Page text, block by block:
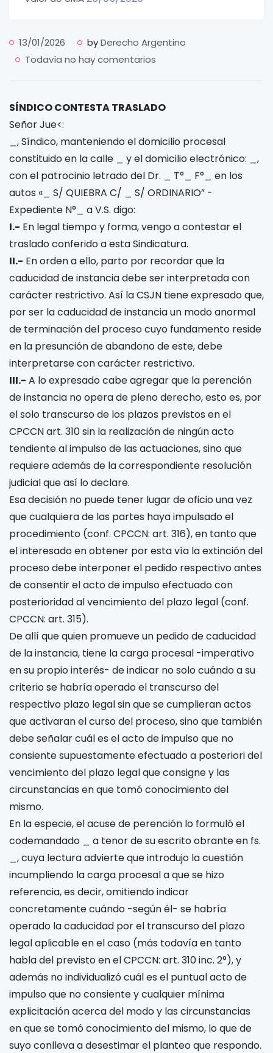
13/01/2026 byDerecho Argentino
Todavía no hay comentarios
SÍNDICO CONTESTA TRASLADO
Señor Jue<:
_, Síndico, manteniendo el domicilio procesal
constituido en la calle _ y el domicilio electrónico: _,
con el patrocinio letrado del Dr. _ T°_ F°_ en los
autos «_ S/ QUIEBRA C/ _ S/ ORDINARIO” -
Expediente N°_ a V.S. digo:
I.- En legal tiempo y forma, vengo a contestar el
traslado conferido a esta Sindicatura.
II.- En orden a ello, parto por recordar que la
caducidad de instancia debe ser interpretada con
carácter restrictivo. Así la CSJN tiene expresado que,
por ser la caducidad de instancia un modo anormal
de terminación del proceso cuyo fundamento reside
en la presunción de abandono de este, debe
interpretarse con carácter restrictivo.
III.- A lo expresado cabe agregar que la perención
de instancia no opera de pleno derecho, esto es, por
el solo transcurso de los plazos previstos en el
CPCCN art. 310 sin la realización de ningún acto
tendiente al impulso de las actuaciones, sino que
requiere además de la correspondiente resolución
judicial que así lo declare.
Esa decisión no puede tener lugar de oficio una vez
que cualquiera de las partes haya impulsado el
procedimiento (conf. CPCCN: art. 316), en tanto que
el interesado en obtener por esta vía la extinción del
proceso debe interponer el pedido respectivo antes
de consentir el acto de impulso efectuado con
posterioridad al vencimiento del plazo legal (conf.
CPCCN: art. 315).
De allí que quien promueve un pedido de caducidad
de la instancia, tiene la carga procesal -imperativo
en su propio interés- de indicar no solo cuándo a su
criterio se habría operado el transcurso del
respectivo plazo legal sin que se cumplieran actos
que activaran el curso del proceso, sino que también
debe señalar cuál es el acto de impulso que no
consiente supuestamente efectuado a posteriori del
vencimiento del plazo legal que consigne y las
circunstancias en que tomó conocimiento del
mismo.
En la especie, el acuse de perención lo formuló el
codemandado _ a tenor de su escrito obrante en fs.
_, cuya lectura advierte que introdujo la cuestión
incumpliendo la carga procesal a que se hizo
referencia, es decir, omitiendo indicar
concretamente cuándo -según él- se habría
operado la caducidad por el transcurso del plazo
legal aplicable en el caso (más todavía en tanto
habla del previsto en el CPCCN: art. 310 inc. 2°), y
además no individualizó cuál es el puntual acto de
impulso que no consiente y cualquier mínima
explicitación acerca del modo y las circunstancias
en que se tomó conocimiento del mismo, lo que de
suyo conlleva a desestimar el planteo que respondo.